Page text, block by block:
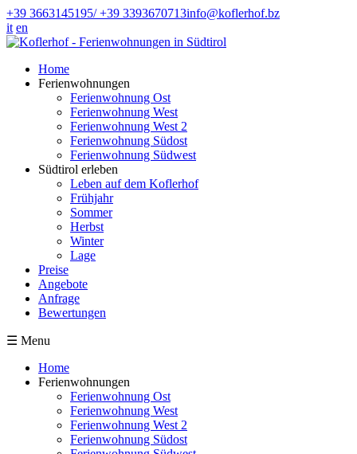
+39 3663145195/ +39 3393670713info@koflerhof.bz
it en
Home
Ferienwohnungen
Ferienwohnung Ost
Ferienwohnung West
Ferienwohnung West 2
Ferienwohnung Südost
Ferienwohnung Südwest
Südtirol erleben
Leben auf dem Koflerhof
Frühjahr
Sommer
Herbst
Winter
Lage
Preise
Angebote
Anfrage
Bewertungen
☰ Menu
Home
Ferienwohnungen
Ferienwohnung Ost
Ferienwohnung West
Ferienwohnung West 2
Ferienwohnung Südost